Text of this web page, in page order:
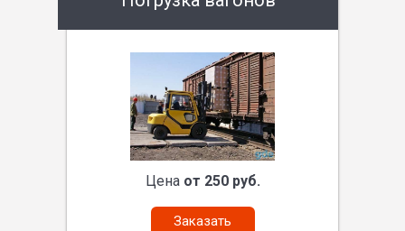
Цена от 250 руб.
Заказать